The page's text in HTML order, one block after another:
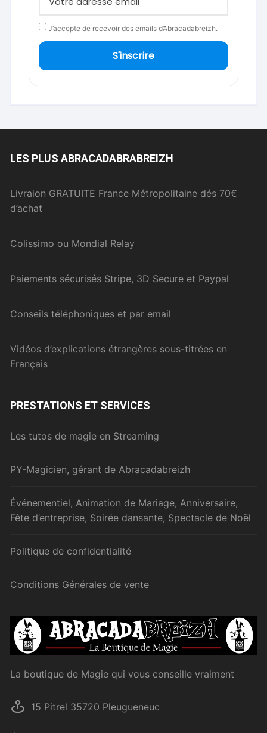
J’accepte de recevoir des emails d’Abracadabreizh.
S'inscrire
LES PLUS ABRACADABRABREIZH
Livraion GRATUITE France Métropolitaine dés 70€
d’achat
Colissimo ou Mondial Relay
Paiements sécurisés Stripe, 3D Secure et Paypal
Conseils téléphoniques et par email
Vidéos d’explications étrangères sous-titrées en
Français
PRESTATIONS ET SERVICES
Les tutos de magie en Streaming
PY-Magicien, gérant de Abracadabreizh
Événementiel, Animation de Mariage, Anniversaire,
Fête d’entreprise, Soirée dansante, Spectacle de Noël
Politique de confidentialité
Conditions Générales de vente
La boutique de Magie qui vous conseille vraiment
15 Pitrel 35720 Pleugueneuc